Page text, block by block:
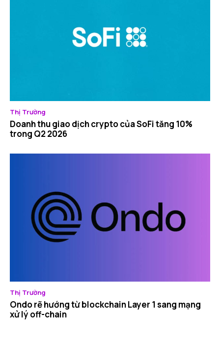
Thị Trường
Doanh thu giao dịch crypto của SoFi tăng 10%
trong Q2 2026
Thị Trường
Ondo rẽ hướng từ blockchain Layer 1 sang mạng
xử lý off-chain